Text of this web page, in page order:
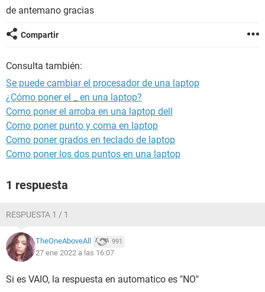
de antemano gracias
Compartir
Consulta también:
Se puede cambiar el procesador de una laptop
¿Cómo poner el _ en una laptop?
Como poner el arroba en una laptop dell
Como poner punto y coma en laptop
Como poner grados en teclado de laptop
Como poner los dos puntos en una laptop
1 respuesta
RESPUESTA 1 / 1
TheOneAboveAll 991
27 ene 2022 a las 16:07
Si es VAIO, la respuesta en automatico es "NO"